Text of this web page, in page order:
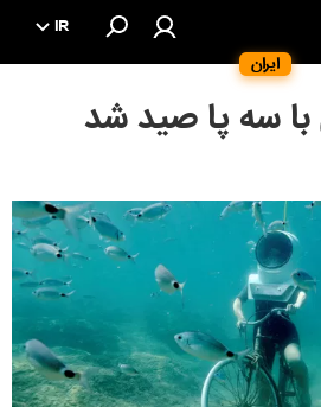
ایران
IR
با سه پا صید شد